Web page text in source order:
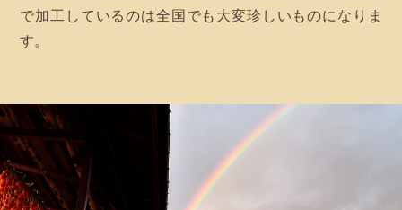
で加工しているのは全国でも大変珍しいものになりま
す。